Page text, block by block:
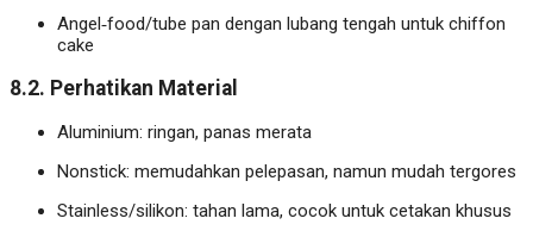
Angel‑food/tube pan dengan lubang tengah untuk chiffon
cake
8.2. Perhatikan Material
Aluminium: ringan, panas merata
Nonstick: memudahkan pelepasan, namun mudah tergores
Stainless/silikon: tahan lama, cocok untuk cetakan khusus